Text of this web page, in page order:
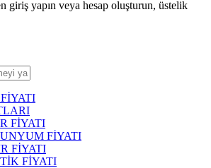
giriş yapın veya hesap oluşturun, üstelik
FİYATI
FİYATI
FİYATI
FİYATI